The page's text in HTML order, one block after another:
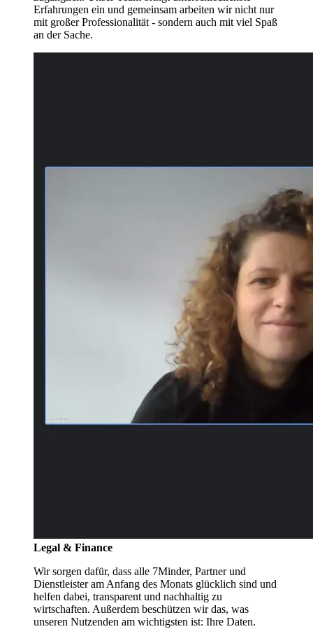
Erfahrungen ein und gemeinsam arbeiten wir nicht nur
mit großer Professionalität - sondern auch mit viel Spaß
an der Sache.
Legal & Finance
Wir sorgen dafür, dass alle 7Minder, Partner und
Dienstleister am Anfang des Monats glücklich sind und
helfen dabei, transparent und nachhaltig zu
wirtschaften. Außerdem beschützen wir das, was
unseren Nutzenden am wichtigsten ist: Ihre Daten.